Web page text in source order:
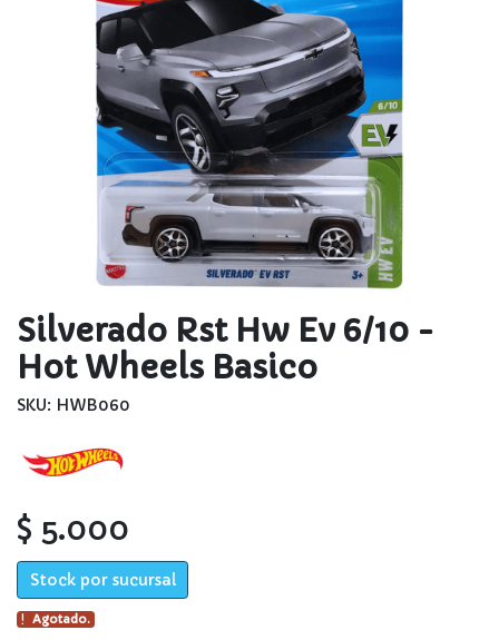
Silverado Rst Hw Ev 6/10 -
Hot Wheels Basico
SKU: HWB060
$ 5.000
Stock por sucursal
Agotado.